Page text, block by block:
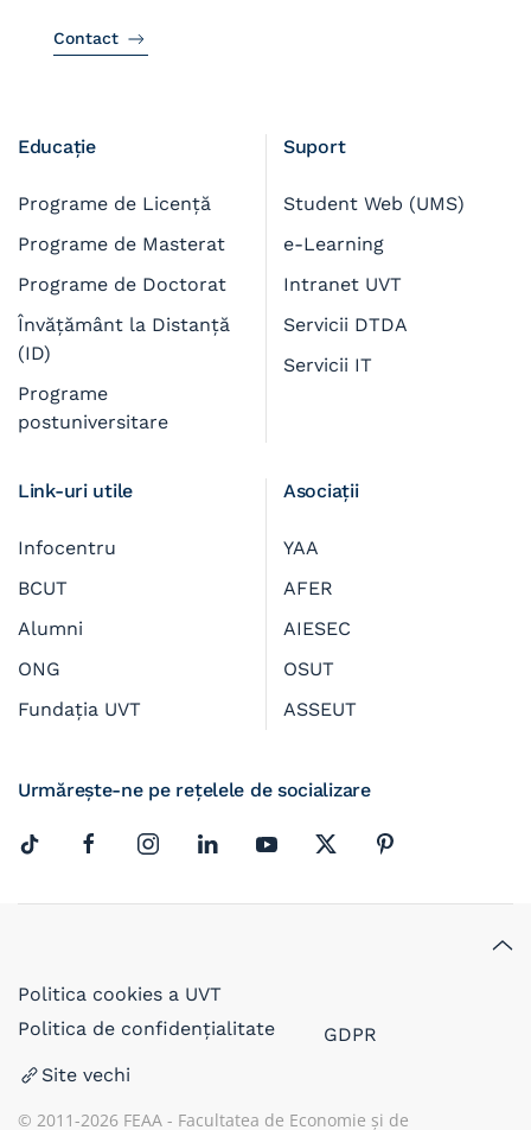
Contact
Educație
Programe de Licență
Programe de Masterat
Programe de Doctorat
Învățământ la Distanță
(ID)
Programe
postuniversitare
Suport
Student Web (UMS)
e-Learning
Intranet UVT
Servicii DTDA
Servicii IT
Link-uri utile
Infocentru
BCUT
Alumni
ONG
Fundația UVT
Asociații
YAA
AFER
AIESEC
OSUT
ASSEUT
Urmărește-ne pe rețelele de socializare
Politica cookies a UVT
Politica de confidențialitate
GDPR
Site vechi
© 2011-2026 FEAA - Facultatea de Economie și de